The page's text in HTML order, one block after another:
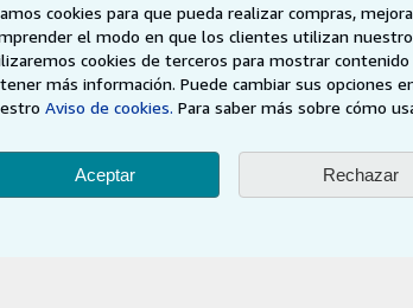
cookies para que pueda realizar compras,
el modo en que los clientes utilizan
cookies de terceros para mostrar
más información. Puede cambiar sus opciones
Aviso de cookies. Para saber más sobre cómo
Aceptar Rechazar
AbeBooks.com